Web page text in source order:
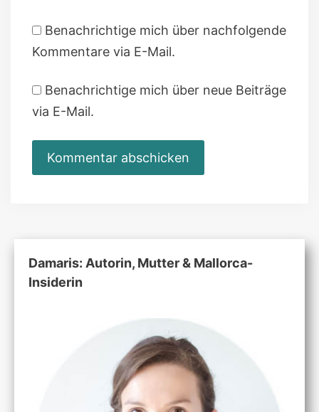
Benachrichtige mich über nachfolgende
Kommentare via E-Mail.
Benachrichtige mich über neue Beiträge
via E-Mail.
Damaris: Autorin, Mutter & Mallorca-
Insiderin